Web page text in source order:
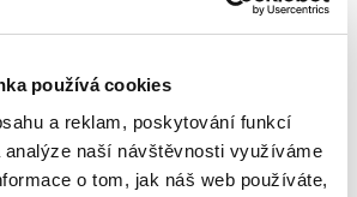
používá cookies
a reklam, poskytování funkcí
naší návštěvnosti využíváme
o tom, jak náš web používáte,
a hustoty jader x86 vytváří atraktivní
Projděte si nástroj AMD
zjistěte, jak by mohla vypadat
nákladů pro vaši firmu ve veřejném